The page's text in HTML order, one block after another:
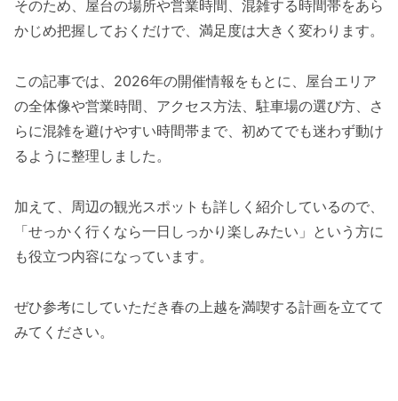
そのため、屋台の場所や営業時間、混雑する時間帯をあら
かじめ把握しておくだけで、満足度は大きく変わります。
この記事では、2026年の開催情報をもとに、屋台エリア
の全体像や営業時間、アクセス方法、駐車場の選び方、さ
らに混雑を避けやすい時間帯まで、初めてでも迷わず動け
るように整理しました。
加えて、周辺の観光スポットも詳しく紹介しているので、
「せっかく行くなら一日しっかり楽しみたい」という方に
も役立つ内容になっています。
ぜひ参考にしていただき春の上越を満喫する計画を立てて
みてください。